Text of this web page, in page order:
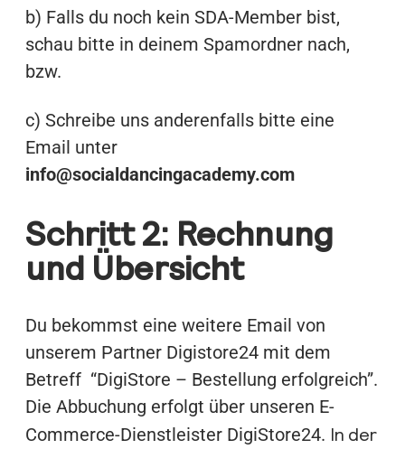
b) Falls du noch kein SDA-Member bist,
schau bitte in deinem Spamordner nach,
bzw.
c) Schreibe uns anderenfalls bitte eine
Email unter
info@socialdancingacademy.com
Schritt 2: Rechnung
und Übersicht
Du bekommst eine weitere Email von
unserem Partner Digistore24 mit dem
Betreff “DigiStore – Bestellung erfolgreich”.
Die Abbuchung erfolgt über unseren E-
Commerce-Dienstleister DigiStore24. In der